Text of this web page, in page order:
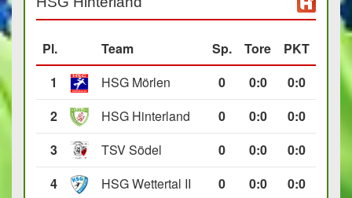
Pl. Team Sp. Tore
PKT
1
HSG Mörlen 0 0:0
0:0
2
HSG Hinterland 0 0:0
0:0
3
TSV Södel 0 0:0
0:0
4
HSG Wettertal II 0 0:0
0:0